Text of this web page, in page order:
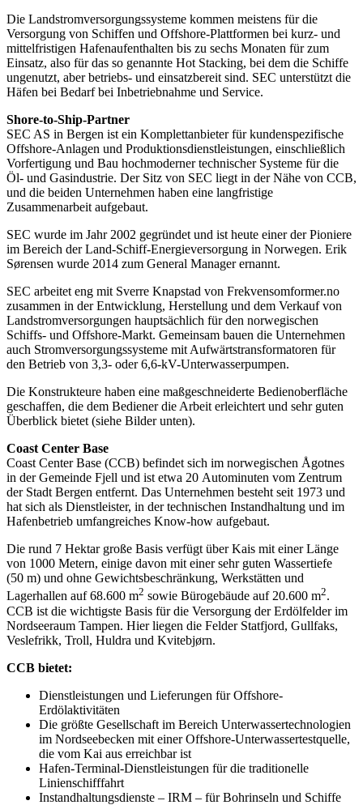
Die Landstromversorgungssysteme kommen meistens für die
Versorgung von Schiffen und Offshore-Plattformen bei kurz- und
mittelfristigen Hafenaufenthalten bis zu sechs Monaten für zum
Einsatz, also für das so genannte Hot Stacking, bei dem die Schiffe
ungenutzt, aber betriebs- und einsatzbereit sind. SEC unterstützt die
Häfen bei Bedarf bei Inbetriebnahme und Service.
Shore-to-Ship-Partner
SEC AS in Bergen ist ein Komplettanbieter für kundenspezifische
Offshore-Anlagen und Produktionsdienstleistungen, einschließlich
Vorfertigung und Bau hochmoderner technischer Systeme für die
Öl- und Gasindustrie. Der Sitz von SEC liegt in der Nähe von CCB,
und die beiden Unternehmen haben eine langfristige
Zusammenarbeit aufgebaut.
SEC wurde im Jahr 2002 gegründet und ist heute einer der Pioniere
im Bereich der Land-Schiff-Energieversorgung in Norwegen. Erik
Sørensen wurde 2014 zum General Manager ernannt.
SEC arbeitet eng mit Sverre Knapstad von Frekvensomformer.no
zusammen in der Entwicklung, Herstellung und dem Verkauf von
Landstromversorgungen hauptsächlich für den norwegischen
Schiffs- und Offshore-Markt. Gemeinsam bauen die Unternehmen
auch Stromversorgungssysteme mit Aufwärtstransformatoren für
den Betrieb von 3,3- oder 6,6-kV-Unterwasserpumpen.
Die Konstrukteure haben eine maßgeschneiderte Bedienoberfläche
geschaffen, die dem Bediener die Arbeit erleichtert und sehr guten
Überblick bietet (siehe Bilder unten).
Coast Center Base
Coast Center Base (CCB) befindet sich im norwegischen Ågotnes
in der Gemeinde Fjell und ist etwa 20 Autominuten vom Zentrum
der Stadt Bergen entfernt. Das Unternehmen besteht seit 1973 und
hat sich als Dienstleister, in der technischen Instandhaltung und im
Hafenbetrieb umfangreiches Know-how aufgebaut.
Die rund 7 Hektar große Basis verfügt über Kais mit einer Länge
von 1000 Metern, einige davon mit einer sehr guten Wassertiefe
(50 m) und ohne Gewichtsbeschränkung, Werkstätten und
Lagerhallen auf 68.600 m2 sowie Bürogebäude auf 20.600 m2.
CCB ist die wichtigste Basis für die Versorgung der Erdölfelder im
Nordseeraum Tampen. Hier liegen die Felder Statfjord, Gullfaks,
Veslefrikk, Troll, Huldra und Kvitebjørn.
CCB bietet:
Dienstleistungen und Lieferungen für Offshore-
Erdölaktivitäten
Die größte Gesellschaft im Bereich Unterwassertechnologien
im Nordseebecken mit einer Offshore-Unterwassertestquelle,
die vom Kai aus erreichbar ist
Hafen-Terminal-Dienstleistungen für die traditionelle
Linienschifffahrt
Instandhaltungsdienste – IRM – für Bohrinseln und Schiffe